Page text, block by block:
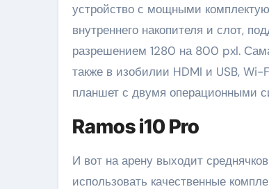
устройство с мощными
внутреннего накопителя и слот,
разрешением 1280 на 800 pxl.
также в изобилии HDMI и USB, Wi-
планшет с двумя операционными
Ramos i10 Pro
И вот на арену выходит
использовать качественные